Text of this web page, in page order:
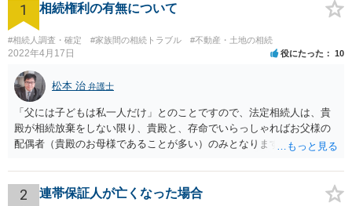
1 相続権利の有無について
#相続人調査・確定 #家族間の相続トラブル #不動産・土地の相続
2022年4月17日 役にたった 10
松本 治 弁護士
「父には子どもは私一人だけ」とのことですので、法定相続人は、貴
殿が相続放棄をしない限り、貴殿と、存命でいらっしゃればお父様の
配偶者（貴殿のお母様であることが多い）のみとなります。遺言がな
2 連帯保証人が亡くなった場合